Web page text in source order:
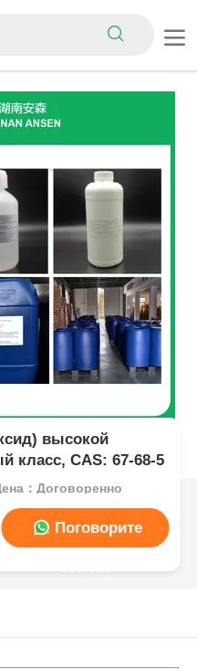
высокой
класс, CAS: 67-68-5
：Договоренно
Поговорите